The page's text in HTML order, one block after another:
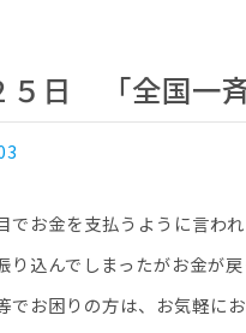
５日 「全国一
でお金を支払うように言わ
り込んでしまったがお金が
でお困りの方は、お気軽にお